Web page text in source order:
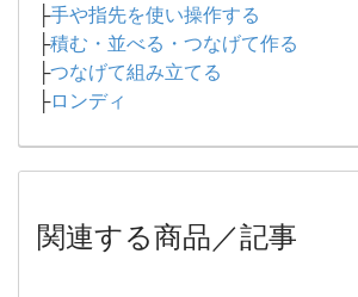
├手や指先を使い操作する
├積む・並べる・つなげて作る
├つなげて組み立てる
├ロンディ
関連する商品／記事